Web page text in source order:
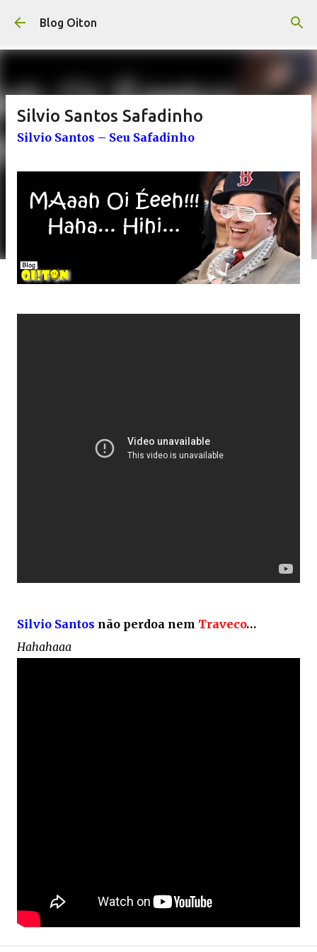
Pular para o conteúdo principal
Blog Oiton
Silvio Santos Safadinho
Silvio Santos – Seu Safadinho
Silvio Santos não perdoa nem Traveco…
Hahahaaa